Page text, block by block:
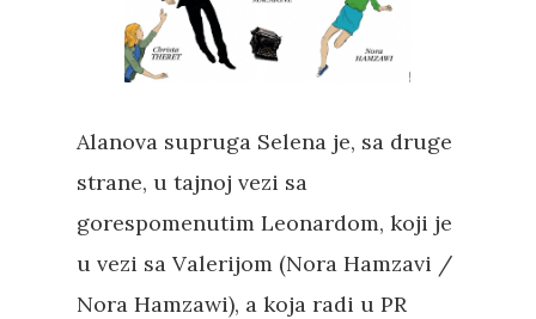
Alanova supruga Selena je, sa druge
strane, u tajnoj vezi sa
gorespomenutim Leonardom, koji je
u vezi sa Valerijom (Nora Hamzavi /
Nora Hamzawi), a koja radi u PR